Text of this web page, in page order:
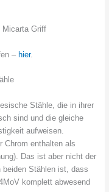
Micarta Griff
– hier.
Stähle, die in ihrer
sind und die gleiche
aufweisen.
Chrom enthalten als
Das ist aber nicht der
beiden Stählen ist, dass
komplett abwesend